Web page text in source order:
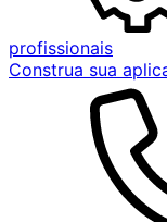
profissionais
Construa sua